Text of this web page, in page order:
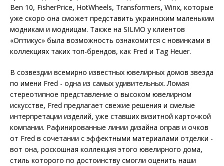
Ben 10, FisherPrice, HotWheels, Transformers, Winx, которые
уже скоро она сможет представить украинским маленьким
модникам и модницам. Также на SILMO у клиентов
«Оптикус» была возможность ознакомится с новинками в
коллекциях таких топ-брендов, как Fred и Tag Heuer.
В созвездии всемирно известных ювелирных домов звезда
по имени Fred - одна из самых удивительных. Ломая
стереотипное представление о высоком ювелирном
искусстве, Fred предлагает свежие решения и смелые
интерпретации изделий, уже ставших визитной карточкой
компании. Рафинированные линии дизайна оправ и очков
от Fred в сочетании с эффектными материалами отделки -
вот она, роскошная коллекция этого ювелирного дома,
стиль которого по достоинству смогли оценить наши